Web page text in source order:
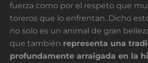
fuerza como por el respeto que
toreros que lo enfrentan. Dicho
no solo es un animal de gran
que también representa una
profundamente arraigada en la